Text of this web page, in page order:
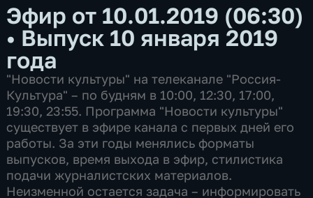
Эфир от 10.01.2019 (06:30)
• Выпуск 10 января 2019
года
"Новости культуры" на телеканале "Россия-
Культура" – по будням в 10:00, 12:30, 17:00,
19:30, 23:55. Программа "Новости культуры"
существует в эфире канала с первых дней его
работы. За эти годы менялись форматы
выпусков, время выхода в эфир, стилистика
подачи журналистских материалов.
Неизменной остается задача – информировать